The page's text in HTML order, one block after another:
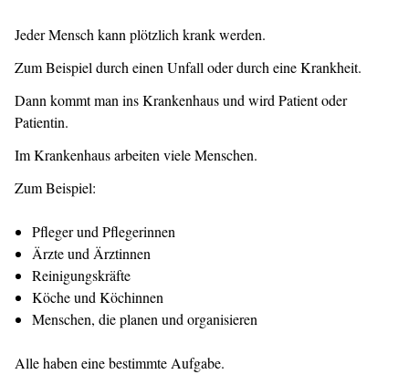
Jeder Mensch kann plötzlich krank werden.
Zum Beispiel durch einen Unfall oder durch eine Krankheit.
Dann kommt man ins Krankenhaus und wird Patient oder
Patientin.
Im Krankenhaus arbeiten viele Menschen.
Zum Beispiel:
Pfleger und Pflegerinnen
Ärzte und Ärztinnen
Reinigungskräfte
Köche und Köchinnen
Menschen, die planen und organisieren
Alle haben eine bestimmte Aufgabe.